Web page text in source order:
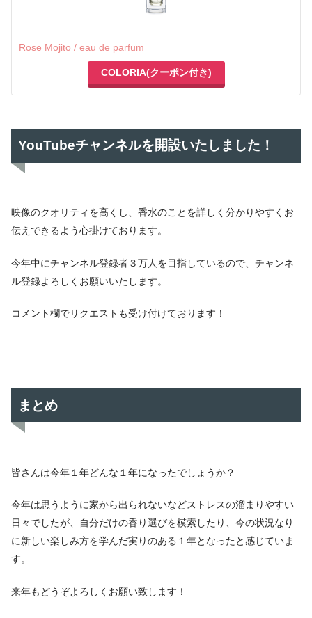
Rose Mojito / eau de parfum
COLORIA(クーポン付き)
YouTubeチャンネルを開設いたしました！
映像のクオリティを高くし、香水のことを詳しく分かりやすくお
伝えできるよう心掛けております。
今年中にチャンネル登録者３万人を目指しているので、チャンネ
ル登録よろしくお願いいたします。
コメント欄でリクエストも受け付けております！
まとめ
皆さんは今年１年どんな１年になったでしょうか？
今年は思うように家から出られないなどストレスの溜まりやすい
日々でしたが、自分だけの香り選びを模索したり、今の状況なり
に新しい楽しみ方を学んだ実りのある１年となったと感じていま
す。
来年もどうぞよろしくお願い致します！